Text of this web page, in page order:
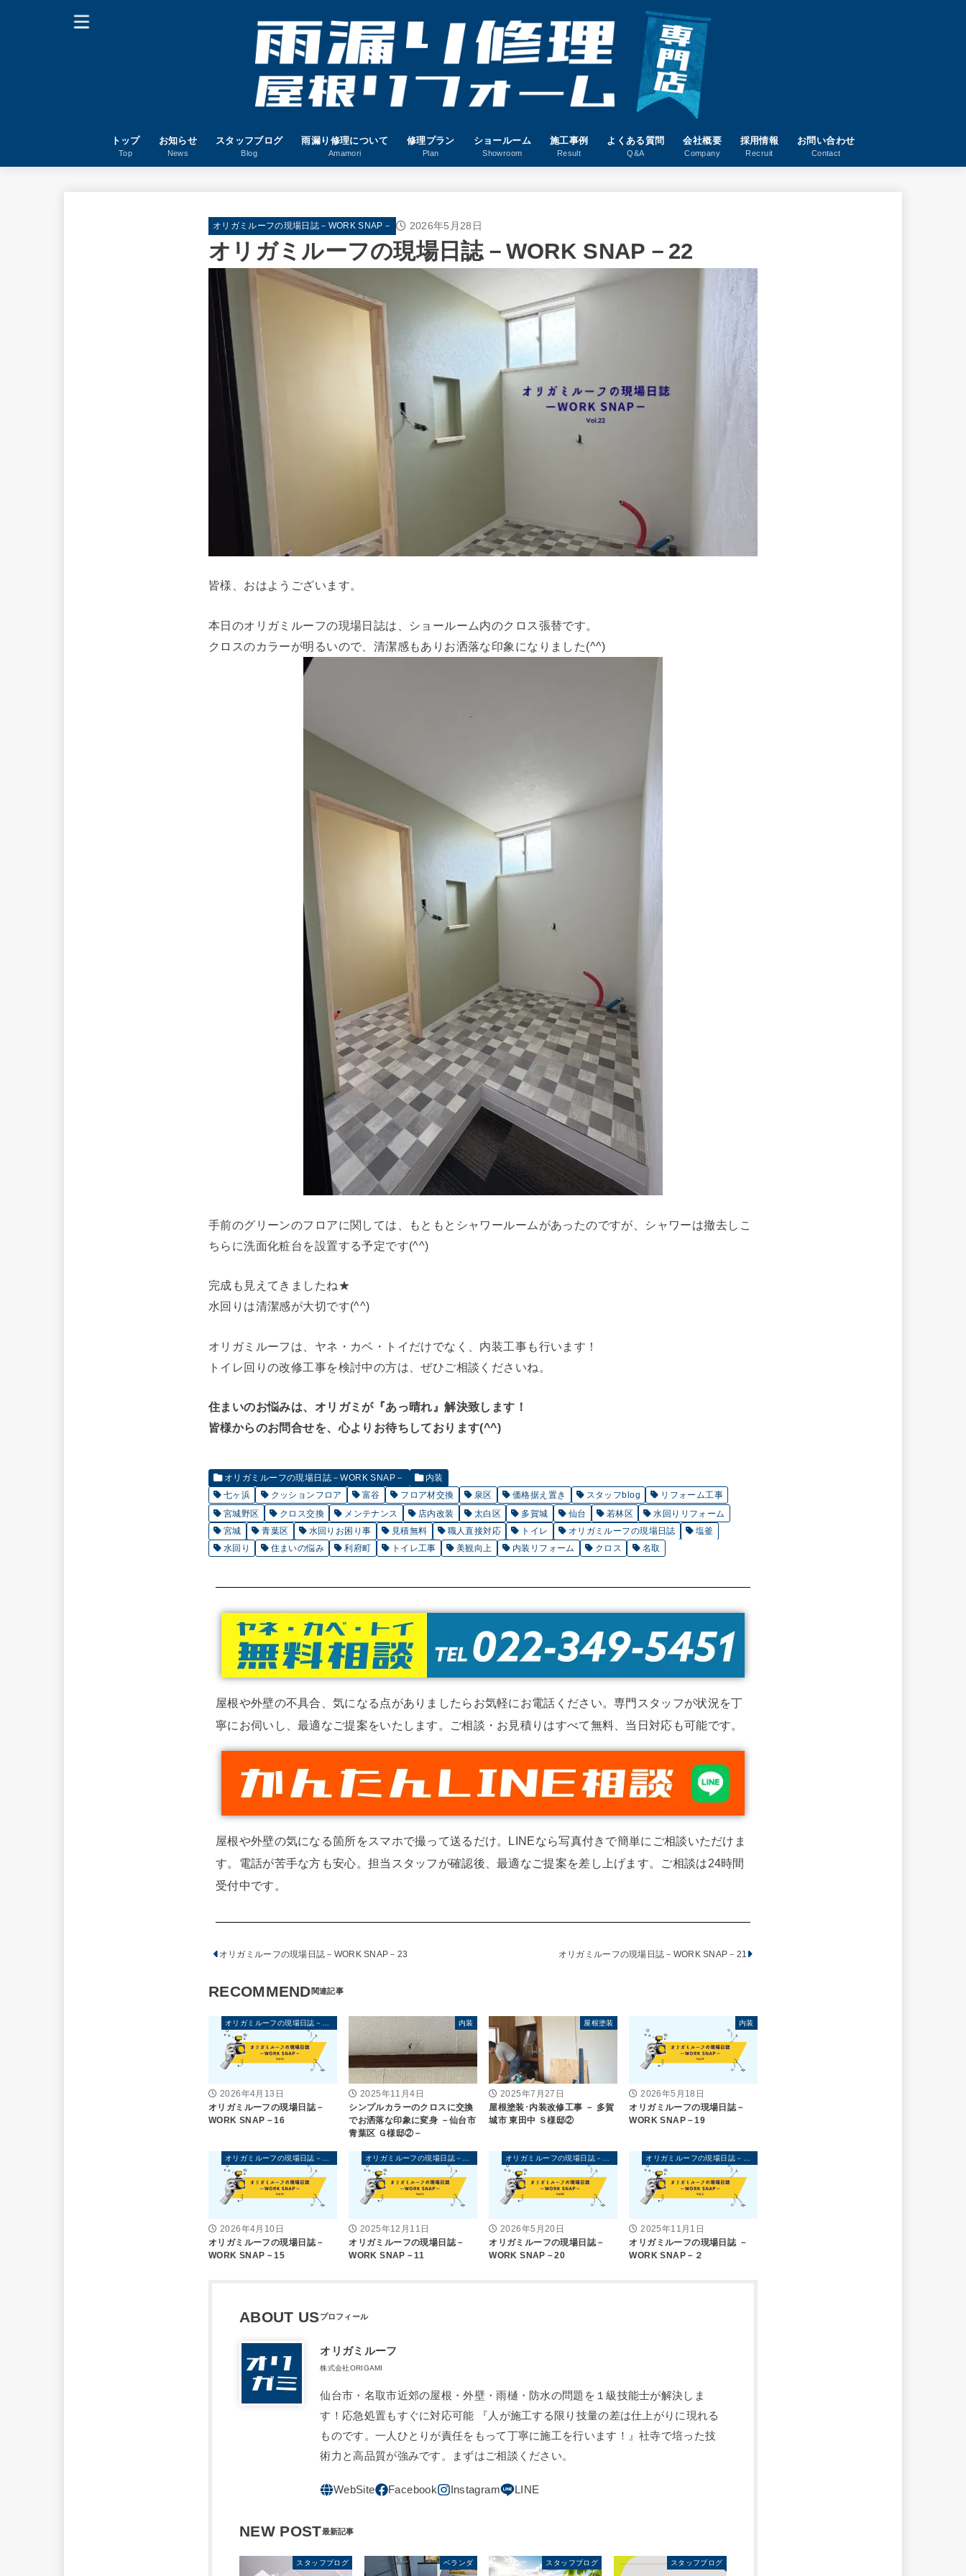
トップ
Top
お知らせ
News
スタッフブログ
Blog
雨漏り修理について
Amamori
修理プラン
Plan
ショールーム
Showroom
施工事例
Result
よくある質問
Q&A
会社概要
Company
採用情報
Recruit
お問い合わせ
Contact
オリガミルーフの現場日誌－WORK SNAP－ 2026年5月28日
オリガミルーフの現場日誌－WORK SNAP－22
皆様、おはようございます。
本日のオリガミルーフの現場日誌は、ショールーム内のクロス張替です。
クロスのカラーが明るいので、清潔感もありお洒落な印象になりました(^^)
手前のグリーンのフロアに関しては、もともとシャワールームがあったのですが、シャワーは撤去しこ
ちらに洗面化粧台を設置する予定です(^^)
完成も見えてきましたね★
水回りは清潔感が大切です(^^)
オリガミルーフは、ヤネ・カベ・トイだけでなく、内装工事も行います！
トイレ回りの改修工事を検討中の方は、ぜひご相談くださいね。
住まいのお悩みは、オリガミが『あっ晴れ』解決致します！
皆様からのお問合せを、心よりお待ちしております(^^)
オリガミルーフの現場日誌－WORK SNAP－
内装
七ヶ浜
クッションフロア 富谷 フロア材交換 泉区 価格据え置き スタッフblog
リフォーム工事
宮城野区
クロス交換 メンテナンス 店内改装 太白区 多賀城 仙台 若林区
水回りリフォーム
宮城
青葉区 水回りお困り事 見積無料 職人直接対応 トイレ オリガミルーフの現場日誌
塩釜
水回り
住まいの悩み 利府町 トイレ工事 美観向上 内装リフォーム クロス 名取
屋根や外壁の不具合、気になる点がありましたらお気軽にお電話ください。専門スタッフが状況を丁
寧にお伺いし、最適なご提案をいたします。ご相談・お見積りはすべて無料、当日対応も可能です。
屋根や外壁の気になる箇所をスマホで撮って送るだけ。LINEなら写真付きで簡単にご相談いただけま
す。電話が苦手な方も安心。担当スタッフが確認後、最適なご提案を差し上げます。ご相談は24時間
受付中です。
オリガミルーフの現場日誌－WORK SNAP－23 オリガミルーフの現場日誌－WORK SNAP－21
RECOMMEND
2026年4月13日
オリガミルーフの現場日誌－
WORK SNAP－16
内装
2025年11月4日
シンプルカラーのクロスに交換
でお洒落な印象に変身 －仙台市
青葉区 Ｇ様邸②－
屋根塗装
2025年7月27日
屋根塗装･内装改修工事 － 多賀
城市 東田中 Ｓ様邸②
内装
2026年5月18日
オリガミルーフの現場日誌－
WORK SNAP－19
2026年4月10日
オリガミルーフの現場日誌－
WORK SNAP－15
2025年12月11日
オリガミルーフの現場日誌－
WORK SNAP－11
2026年5月20日
オリガミルーフの現場日誌－
WORK SNAP－20
2025年11月1日
オリガミルーフの現場日誌 －
WORK SNAP－２
ABOUT US
オリガミルーフ
株式会社ORIGAMI
仙台市・名取市近郊の屋根・外壁・雨樋・防水の問題を１級技能士が解決しま
す！応急処置もすぐに対応可能 『人が施工する限り技量の差は仕上がりに現れる
ものです。一人ひとりが責任をもって丁寧に施工を行います！』社寺で培った技
術力と高品質が強みです。まずはご相談ください。
NEW POST
スタッフブログ ベランダ スタッフブログ スタッフブログ